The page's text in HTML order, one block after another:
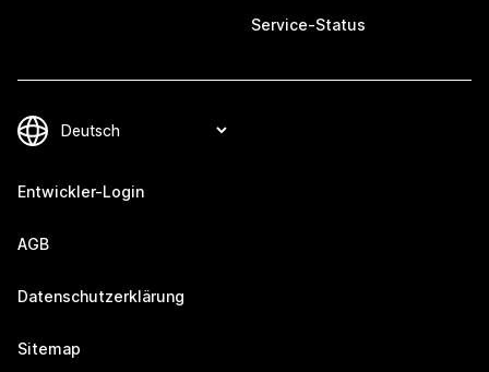
Service-Status
Entwickler-Login
AGB
Datenschutzerklärung
Sitemap